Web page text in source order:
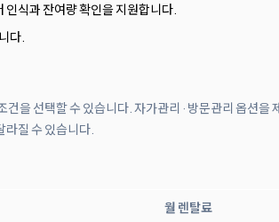
식과 잔여량 확인을 지원합니다.
다.
을 선택할 수 있습니다. 자가관리 · 방문관리 옵션
질 수 있습니다.
월 렌탈료